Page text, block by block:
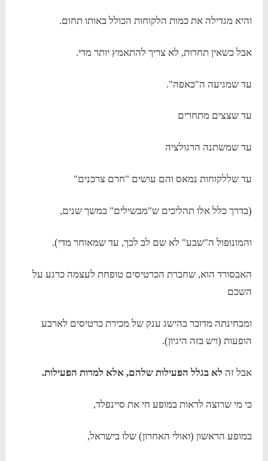
והיא מגדילה את כמות הלקוחות הכולל באותו תחום.
אבל כשאין תחרות, לא צריך להתאמץ יותר מדי.
עד שמגיעה ה"כאפה".
עד שצצים מתחרים
עד שמשתנה הרגולציה
עד שללקוחות נמאס והם עושים "חרם צרכנים"
(בדרך כלל אלו תהליכים ש"מבשילים" במשך שנים,
והמונופול ה"שבע" לא שם לב לכך, עד שמאוחר מדי).
האבסורד הוא, שחברת הכרטיסים טופחת לעצמה כרגע על
השכם
ומבחינתה מדובר בהישג ענק של מכירת כרטיסים לארבע
הופעות (ויש בזה היגיון).
אבל זה לא בגלל הפעילות שלהם, אלא למרות הפעילות.
כי מי שרוצה לראות במופע חי את סיינפלד,
במופע הראשון (ואולי האחרון) שלו בישראל,